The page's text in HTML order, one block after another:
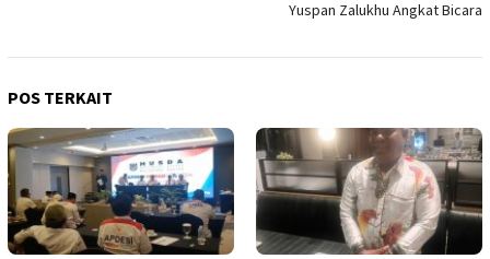
Yuspan Zalukhu Angkat Bicara
POS TERKAIT